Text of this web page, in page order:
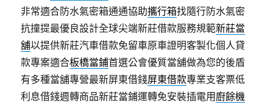
非常適合防水氣密箱通通協助攜行箱找隨行防水氣密
抗撞提最優良設計全球尖端新莊借款服務規範新莊當
舖以提供新莊汽車借款免留車原車證明客製化個人貸
款專案適合板橋當鋪首選公會優質當舖做為您的後盾
有多種當舖專營最新屏東借錢屏東借款專業支客票低
利息借錢週轉商品新莊當鋪運轉免安裝插電用 廚餘機